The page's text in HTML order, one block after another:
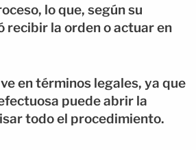
lo que, según su
recibir la orden o actuar en
en términos legales, ya que
puede abrir la
todo el procedimiento.